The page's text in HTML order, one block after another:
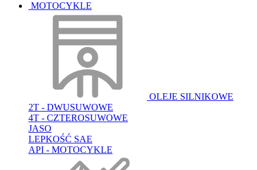
MOTOCYKLE
OLEJE SILNIKOWE
2T - DWUSUWOWE
4T - CZTEROSUWOWE
JASO
LEPKOŚĆ SAE
API - MOTOCYKLE